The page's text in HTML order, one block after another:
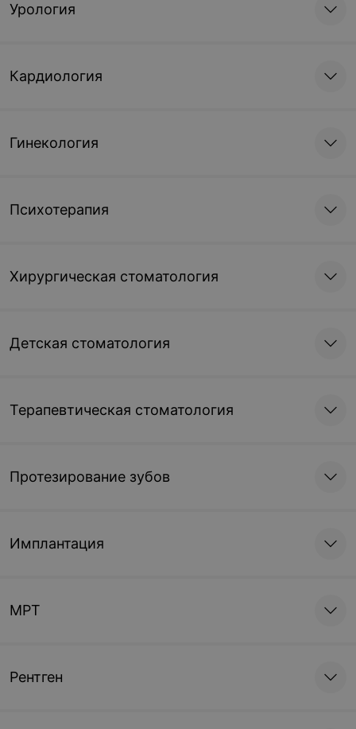
Урология
Кардиология
Гинекология
Психотерапия
Хирургическая стоматология
Детская стоматология
Терапевтическая стоматология
Протезирование зубов
Имплантация
МРТ
Рентген